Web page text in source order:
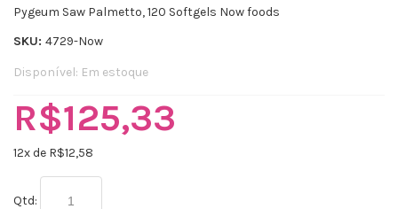
Pygeum Saw Palmetto, 120 Softgels Now foods
SKU: 4729-Now
Disponível: Em estoque
R$125,33
12x de R$12,58
Qtd: